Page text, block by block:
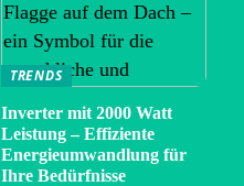
TRENDS
Inverter mit 2000 Watt
Leistung – Effiziente
Energieumwandlung für
Ihre Bedürfnisse